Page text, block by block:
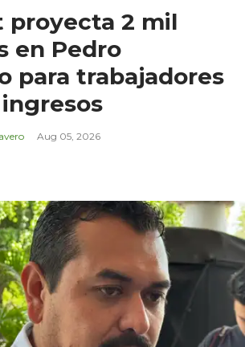
proyecta 2 mil
en Pedro
para trabajadores
Aug 05, 2026